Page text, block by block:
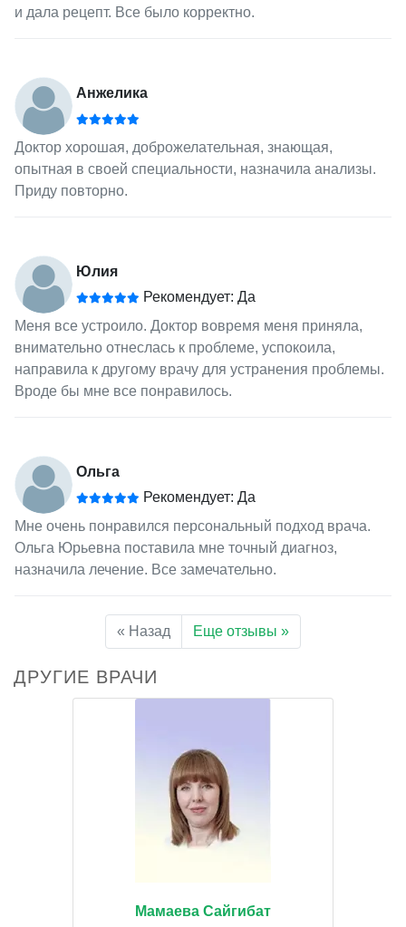
и дала рецепт. Все было корректно.
Анжелика
Доктор хорошая, доброжелательная, знающая,
опытная в своей специальности, назначила анализы.
Приду повторно.
Юлия
Рекомендует: Да
Меня все устроило. Доктор вовремя меня приняла,
внимательно отнеслась к проблеме, успокоила,
направила к другому врачу для устранения проблемы.
Вроде бы мне все понравилось.
Ольга
Рекомендует: Да
Мне очень понравился персональный подход врача.
Ольга Юрьевна поставила мне точный диагноз,
назначила лечение. Все замечательно.
« Назад Еще отзывы »
ДРУГИЕ ВРАЧИ
Мамаева Сайгибат